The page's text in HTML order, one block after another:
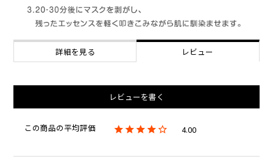
詳細を見る レビュー
4.00
レビューを書く